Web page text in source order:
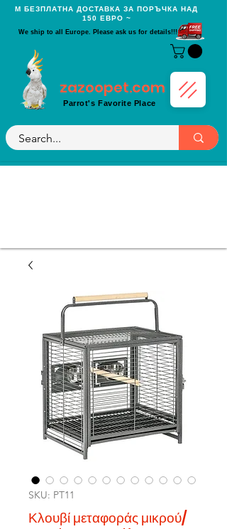
Μ БЕЗПЛАТНА ДОСТАВКА ЗА ПОРЪЧКА НАД
150 ЕВРО ~
We ship to all Europe. Please ask us for details!!!
zazoopet.com
Parrot's Favorite Place
SKU: PT11
Κλουβί μεταφοράς μικρού/